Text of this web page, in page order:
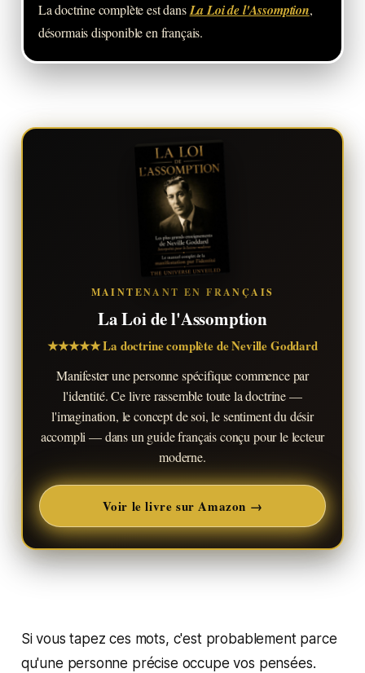
La doctrine complète est dansLa Loi de l'Assomption,
désormais disponible en français.
MAINTENANT EN FRANÇAIS
La Loi de l'Assomption
★★★★★ La doctrine complète de Neville Goddard
Manifester une personne spécifique commence par
l'identité. Ce livre rassemble toute la doctrine —
l'imagination, le concept de soi, le sentiment du désir
accompli — dans un guide français conçu pour le lecteur
moderne.
Voir le livre sur Amazon →
Si vous tapez ces mots, c'est probablement parce
qu'une personne précise occupe vos pensées.